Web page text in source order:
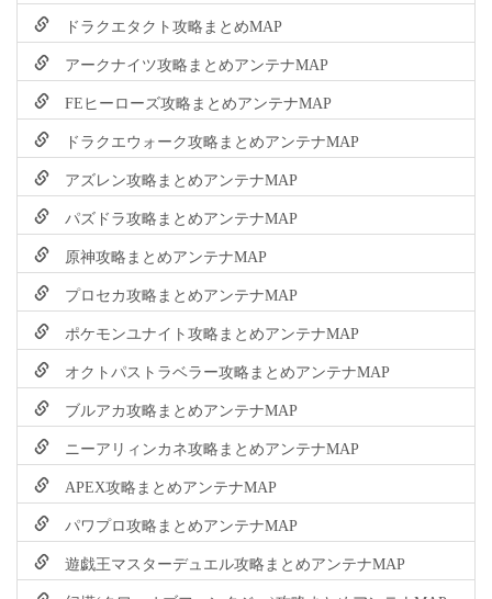
ドラクエタクト攻略まとめMAP
アークナイツ攻略まとめアンテナMAP
FEヒーローズ攻略まとめアンテナMAP
ドラクエウォーク攻略まとめアンテナMAP
アズレン攻略まとめアンテナMAP
パズドラ攻略まとめアンテナMAP
原神攻略まとめアンテナMAP
プロセカ攻略まとめアンテナMAP
ポケモンユナイト攻略まとめアンテナMAP
オクトパストラベラー攻略まとめアンテナMAP
ブルアカ攻略まとめアンテナMAP
ニーアリィンカネ攻略まとめアンテナMAP
APEX攻略まとめアンテナMAP
パワプロ攻略まとめアンテナMAP
遊戯王マスターデュエル攻略まとめアンテナMAP